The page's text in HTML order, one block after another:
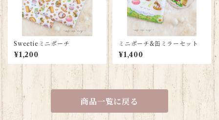
Sweetieミニポーチ
¥1,200
ミニポーチ&缶ミラーセット
¥1,400
商品一覧に戻る